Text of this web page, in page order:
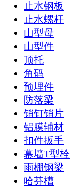
止水钢板
止水螺杆
山型母
山型件
顶托
角码
预埋件
防落梁
销钉销片
铝膜辅材
扣件扳手
幕墙T型栓
雨棚钢梁
哈芬槽